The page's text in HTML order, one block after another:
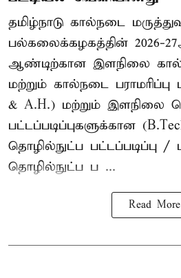
தமிழ்நாடு கால்நடை
பல்கலைக்கழகத்தின் 2026-
ஆண்டிற்கான இளநிலை
மற்றும் கால்நடை பராமரிப்பு
& A.H.) மற்றும் இளநிலை
பட்டப்படிப்புகளுக்கான
தொழில்நுட்ப பட்டப்படிப்பு
தொழில்நுட்ப ப ...
Read More